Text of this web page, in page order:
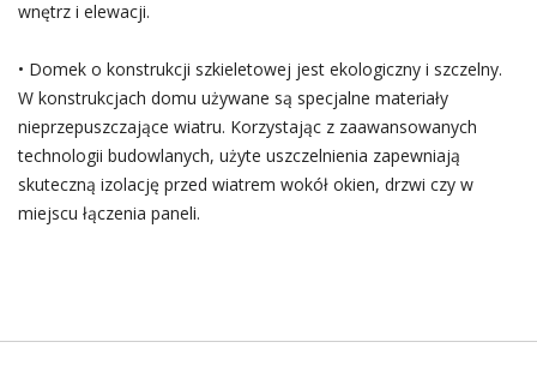
wnętrz i elewacji.
• Domek o konstrukcji szkieletowej jest ekologiczny i szczelny.
W konstrukcjach domu używane są specjalne materiały
nieprzepuszczające wiatru. Korzystając z zaawansowanych
technologii budowlanych, użyte uszczelnienia zapewniają
skuteczną izolację przed wiatrem wokół okien, drzwi czy w
miejscu łączenia paneli.